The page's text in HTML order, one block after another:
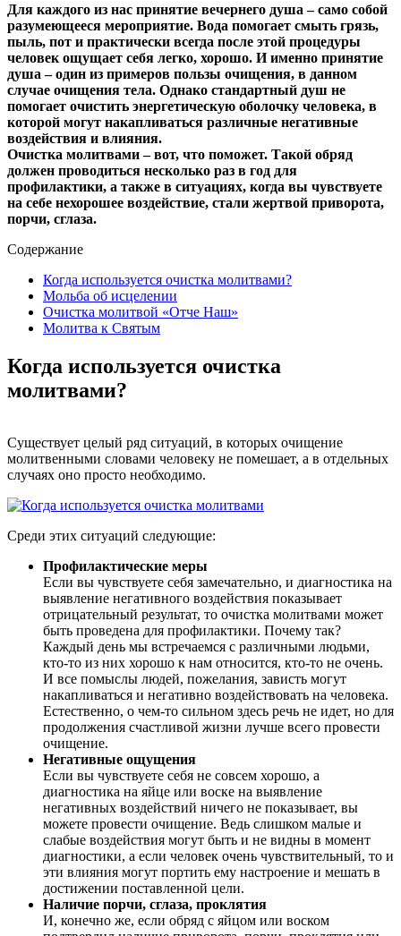
Для каждого из нас принятие вечернего душа – само собой
разумеющееся мероприятие. Вода помогает смыть грязь,
пыль, пот и практически всегда после этой процедуры
человек ощущает себя легко, хорошо. И именно принятие
душа – один из примеров пользы очищения, в данном
случае очищения тела. Однако стандартный душ не
помогает очистить энергетическую оболочку человека, в
которой могут накапливаться различные негативные
воздействия и влияния.
Очистка молитвами – вот, что поможет. Такой обряд
должен проводиться несколько раз в год для
профилактики, а также в ситуациях, когда вы чувствуете
на себе нехорошее воздействие, стали жертвой приворота,
порчи, сглаза.
Содержание
Когда используется очистка молитвами?
Мольба об исцелении
Очистка молитвой «Отче Наш»
Молитва к Святым
Когда используется очистка
молитвами?
Существует целый ряд ситуаций, в которых очищение
молитвенными словами человеку не помешает, а в отдельных
случаях оно просто необходимо.
Среди этих ситуаций следующие:
Профилактические меры
Если вы чувствуете себя замечательно, и диагностика на
выявление негативного воздействия показывает
отрицательный результат, то очистка молитвами может
быть проведена для профилактики. Почему так?
Каждый день мы встречаемся с различными людьми,
кто-то из них хорошо к нам относится, кто-то не очень.
И все помыслы людей, пожелания, зависть могут
накапливаться и негативно воздействовать на человека.
Естественно, о чем-то сильном здесь речь не идет, но для
продолжения счастливой жизни лучше всего провести
очищение.
Негативные ощущения
Если вы чувствуете себя не совсем хорошо, а
диагностика на яйце или воске на выявление
негативных воздействий ничего не показывает, вы
можете провести очищение. Ведь слишком малые и
слабые воздействия могут быть и не видны в момент
диагностики, а если человек очень чувствительный, то и
эти влияния могут портить ему настроение и мешать в
достижении поставленной цели.
Наличие порчи, сглаза, проклятия
И, конечно же, если обряд с яйцом или воском